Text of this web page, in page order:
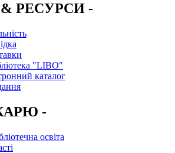
РЕСУРСИ -
"LIBO"
каталог
-
освіта